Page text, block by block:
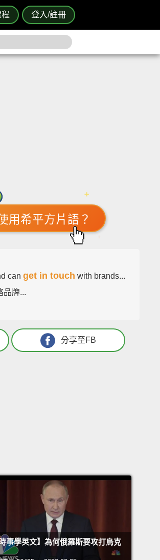
登入/註冊
用希平方片語？
canget in touch with brands...
品牌...
分享至FB
時事學英文】為何俄羅斯要攻打烏克